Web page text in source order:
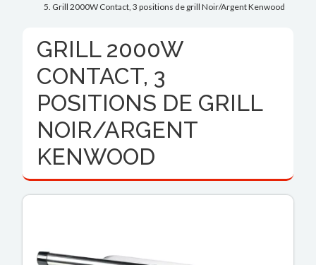
Grill 2000W Contact, 3 positions de grill Noir/Argent Kenwood
GRILL 2000W
CONTACT, 3
POSITIONS DE GRILL
NOIR/ARGENT
KENWOOD